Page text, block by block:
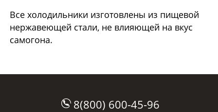
Все холодильники изготовлены из пищевой
нержавеющей стали, не влияющей на вкус
самогона.
8(800) 600-45-96